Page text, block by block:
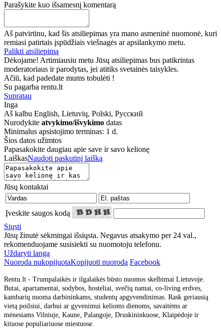
Parašykite kuo išsamesnį komentarą
Aš patvirtinu, kad šis atsiliepimas yra mano asmeninė nuomonė, kuri
remiasi patirtais įspūdžiais viešnagės ar apsilankymo metu.
Palikti atsiliepimą
Dėkojame! Artimiausiu metu Jūsų atsiliepimas bus patikrintas
moderatoriaus ir parodytas, jei atitiks svetainės taisykles.
Ačiū, kad padedate mums tobulėti !
Su pagarba rentu.lt
Supratau
Inga
Aš kalbu English, Lietuvių, Polski, Русский
Nurodykite atvykimo/išvykimo datas
Minimalus apsistojimo terminas: 1 d.
Šios datos užimtos
Papasakokite daugiau apie save ir savo kelionę
LaiškasNaudoti paskutinį laišką
Jūsų kontaktai
Įveskite saugos kodą
Siųsti
Jūsų žinutė sėkmingai išsiųsta. Negavus atsakymo per 24 val.,
rekomenduojame susisiekti su nuomotoju telefonu.
Uždaryti langą
Nuoroda nukopijuotaKopijuoti nuorodą Facebook
Rentu.lt - Trumpalaikės ir ilgalaikės būsto nuomos skelbimai Lietuvoje.
Butai, apartamentai, sodybos, hosteliai, svečių namai, co-living erdves,
kambarių nuoma darbininkams, studentų apgyvendinimas. Rask geriausią
vietą poilsiui, darbui ar gyvenimui kelioms dienoms, savaitėms ar
mėnesiams Vilniuje, Kaune, Palangoje, Druskininkuose, Klaipėdoje ir
kituose populiariuose miestuose.